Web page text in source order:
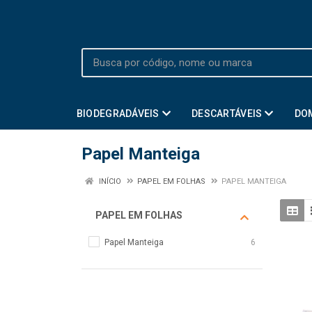
BIODEGRADÁVEIS DESCARTÁVEIS
Papel Manteiga
INÍCIO PAPEL EM FOLHAS PAPEL MANTEIGA
PAPEL EM FOLHAS
Papel Manteiga 6